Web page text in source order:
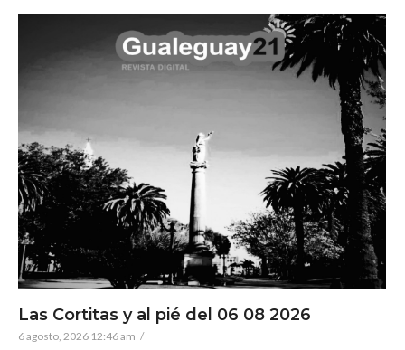
Las Cortitas y al pié del 06 08 2026
6 agosto, 2026 12:46 am /